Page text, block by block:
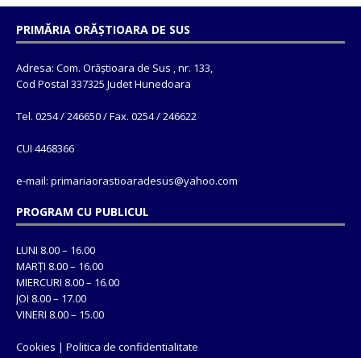
PRIMĂRIA ORĂȘTIOARA DE SUS
Adresa: Com. Orăștioara de Sus , nr. 133,
Cod Postal 337325 Judet Hunedoara
Tel. 0254 / 246650 / Fax. 0254 / 246622
CUI 4468366
e-mail: primariaorastioaradesus@yahoo.com
PROGRAM CU PUBLICUL
LUNI 8.00 – 16.00
MARȚI 8.00 – 16.00
MIERCURI 8.00 – 16.00
JOI 8.00 – 17.00
VINERI 8.00 – 15.00
Cookies | Politica de confidentialitate